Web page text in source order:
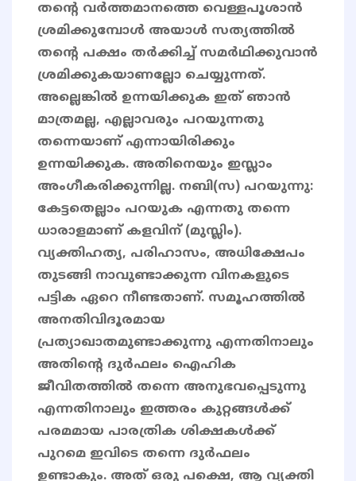
തന്റെ വർത്തമാനത്തെ വെള്ളപൂശാൻ
ശ്രമിക്കുമ്പോൾ അയാൾ സത്യത്തിൽ
തന്റെ പക്ഷം തർക്കിച്ച് സമർഥിക്കുവാൻ
ശ്രമിക്കുകയാണല്ലോ ചെയ്യുന്നത്.
അല്ലെങ്കിൽ ഉന്നയിക്കുക ഇത് ഞാൻ
മാത്രമല്ല, എല്ലാവരും പറയുന്നതു
തന്നെയാണ് എന്നായിരിക്കും
ഉന്നയിക്കുക. അതിനെയും ഇസ്ലാം
അംഗീകരിക്കുന്നില്ല. നബി(സ) പറയുന്നു:
കേട്ടതെല്ലാം പറയുക എന്നതു തന്നെ
ധാരാളമാണ് കളവിന് (മുസ്ലിം).
വ്യക്തിഹത്യ, പരിഹാസം, അധിക്ഷേപം
തുടങ്ങി നാവുണ്ടാക്കുന്ന വിനകളുടെ
പട്ടിക ഏറെ നീണ്ടതാണ്. സമൂഹത്തിൽ
അനതിവിദൂരമായ
പ്രത്യാഖാതമുണ്ടാക്കുന്നു എന്നതിനാലും
അതിന്റെ ദുർഫലം ഐഹിക
ജീവിതത്തിൽ തന്നെ അനുഭവപ്പെടുന്നു
എന്നതിനാലും ഇത്തരം കുറ്റങ്ങൾക്ക്
പരമമായ പാരത്രിക ശിക്ഷകൾക്ക്
പുറമെ ഇവിടെ തന്നെ ദുർഫലം
ഉണ്ടാകും. അത് ഒരു പക്ഷെ, ആ വ്യക്തി